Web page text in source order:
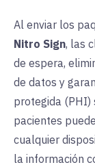
Al enviar los
Nitro Sign, las
de espera,
de datos y
protegida (PHI)
pacientes
cualquier
la información